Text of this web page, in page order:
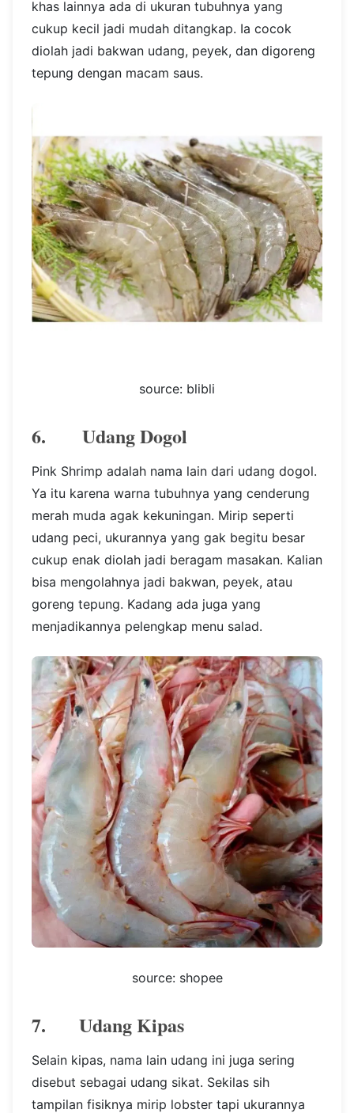
khas lainnya ada di ukuran tubuhnya yang
cukup kecil jadi mudah ditangkap. Ia cocok
diolah jadi bakwan udang, peyek, dan digoreng
tepung dengan macam saus.
source: blibli
6. Udang Dogol
Pink Shrimp adalah nama lain dari udang dogol.
Ya itu karena warna tubuhnya yang cenderung
merah muda agak kekuningan. Mirip seperti
udang peci, ukurannya yang gak begitu besar
cukup enak diolah jadi beragam masakan. Kalian
bisa mengolahnya jadi bakwan, peyek, atau
goreng tepung. Kadang ada juga yang
menjadikannya pelengkap menu salad.
source: shopee
7. Udang Kipas
Selain kipas, nama lain udang ini juga sering
disebut sebagai udang sikat. Sekilas sih
tampilan fisiknya mirip lobster tapi ukurannya